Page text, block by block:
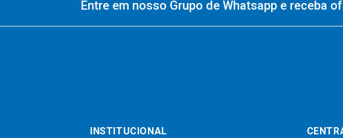
Entre em nosso Grupo de Whatsapp e receba
INSTITUCIONAL